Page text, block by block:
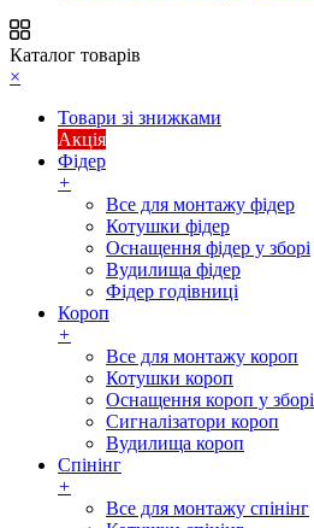
Каталог товарів
×
Товари зі знижками
Акція
Фідер
+
Все для монтажу фідер
Котушки фідер
Оснащення фідер у зборі
Вудилища фідер
Фідер годівниці
Короп
+
Все для монтажу короп
Котушки короп
Оснащення короп у зборі
Сигналізатори короп
Вудилища короп
Спінінг
+
Все для монтажу спінінг